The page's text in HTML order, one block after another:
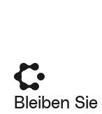
Bleiben